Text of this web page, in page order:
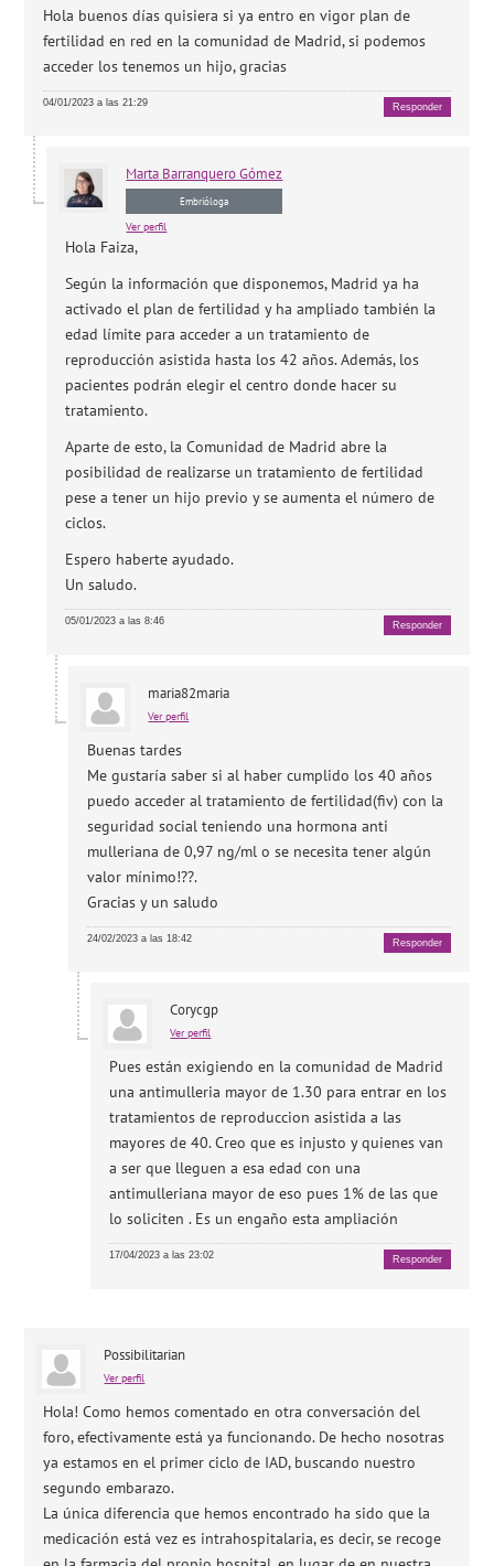
Hola buenos días quisiera si ya entro en vigor plan de
fertilidad en red en la comunidad de Madrid, si podemos
acceder los tenemos un hijo, gracias
04/01/2023 a las 21:29 Responder
Marta Barranquero Gómez
Embrióloga
Ver perfil
Hola Faiza,
Según la información que disponemos, Madrid ya ha
activado el plan de fertilidad y ha ampliado también la
edad límite para acceder a un tratamiento de
reproducción asistida hasta los 42 años. Además, los
pacientes podrán elegir el centro donde hacer su
tratamiento.
Aparte de esto, la Comunidad de Madrid abre la
posibilidad de realizarse un tratamiento de fertilidad
pese a tener un hijo previo y se aumenta el número de
ciclos.
Espero haberte ayudado.
Un saludo.
05/01/2023 a las 8:46 Responder
maria82maria
Ver perfil
Buenas tardes
Me gustaría saber si al haber cumplido los 40 años
puedo acceder al tratamiento de fertilidad(fiv) con la
seguridad social teniendo una hormona anti
mulleriana de 0,97 ng/ml o se necesita tener algún
valor mínimo!??.
Gracias y un saludo
24/02/2023 a las 18:42 Responder
Corycgp
Ver perfil
Pues están exigiendo en la comunidad de Madrid
una antimulleria mayor de 1.30 para entrar en los
tratamientos de reproduccion asistida a las
mayores de 40. Creo que es injusto y quienes van
a ser que lleguen a esa edad con una
antimulleriana mayor de eso pues 1% de las que
lo soliciten . Es un engaño esta ampliación
17/04/2023 a las 23:02 Responder
Possibilitarian
Ver perfil
Hola! Como hemos comentado en otra conversación del
foro, efectivamente está ya funcionando. De hecho nosotras
ya estamos en el primer ciclo de IAD, buscando nuestro
segundo embarazo.
La única diferencia que hemos encontrado ha sido que la
medicación está vez es intrahospitalaria, es decir, se recoge